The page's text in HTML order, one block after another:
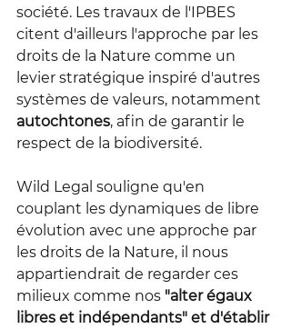
société. Les travaux de l'IPBES
citent d'ailleurs l'approche par les
droits de la Nature comme un
levier stratégique inspiré d'autres
systèmes de valeurs, notamment
autochtones, afin de garantir le
respect de la biodiversité.
Wild Legal souligne qu'en
couplant les dynamiques de libre
évolution avec une approche par
les droits de la Nature, il nous
appartiendrait de regarder ces
milieux comme nos "alter égaux
libres et indépendants" et d'établir